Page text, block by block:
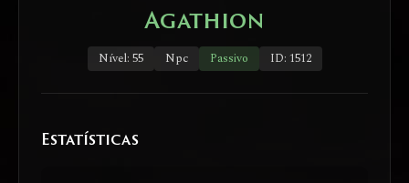
Agathion
Nível: 55 Npc Passivo ID: 1512
Estatísticas